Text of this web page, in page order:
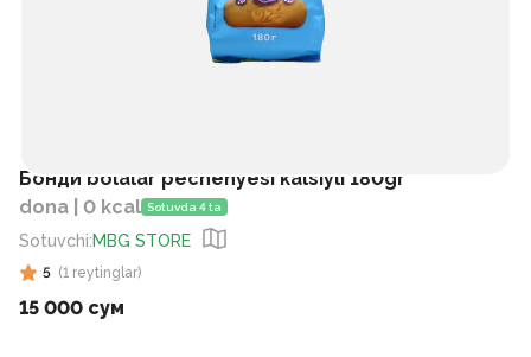
Бонди bolalar pechenyesi kalsiyli 180gr
dona | 0 kcal Sotuvda 4 ta
Sotuvchi:MBG STORE
5 (1 reytinglar)
15 000 сум